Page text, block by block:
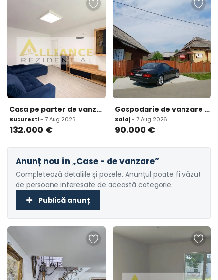
Casa pe parter de vanzare in Comuna Berceni 3 camere
Bucuresti- 7 Aug 2026
132.000 €
Gospodarie de vanzare cu 4 camere
Salaj- 7 Aug 2026
90.000 €
Anunț nou în „Case - de vanzare”
Completează detaliile și pozele. Anunțul poate fi văzut
de persoane interesate de această categorie.
Publică anunț